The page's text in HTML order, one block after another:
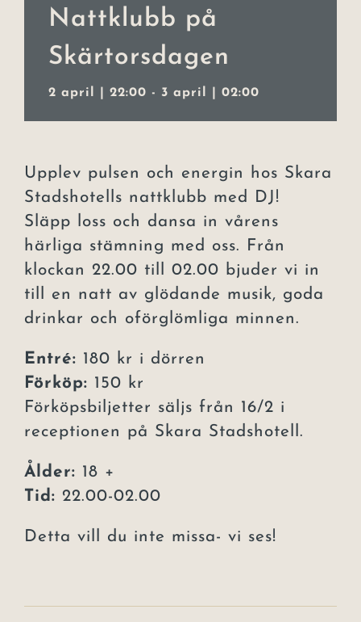
Lars Lerin
Uppleva
Om hotellet
Nattklubb på
Skärtorsdagen
2 april | 22:00 - 3 april | 02:00
Upplev pulsen och energin hos Skara
Stadshotells nattklubb med DJ!
Släpp loss och dansa in vårens
härliga stämning med oss. Från
klockan 22.00 till 02.00 bjuder vi in
till en natt av glödande musik, goda
drinkar och oförglömliga minnen.
Entré: 180 kr i dörren
Förköp: 150 kr
Förköpsbiljetter säljs från 16/2 i
receptionen på Skara Stadshotell.
Ålder: 18 +
Tid: 22.00-02.00
Detta vill du inte missa- vi ses!